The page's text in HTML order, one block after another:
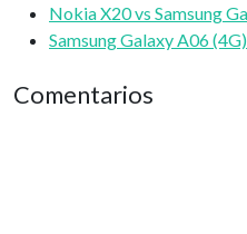
Nokia X20 vs Samsung
Samsung Galaxy A06
Comentarios